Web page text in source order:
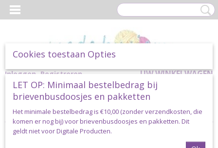
Inloggen Registreren UW WINKELWAGEN
Geen producten
Home> Herroeping
Retourneren en Herroepingsrecht
Cookies toestaan Opties
LET OP: Minimaal bestelbedrag bij
brievenbusdoosjes en pakketten
Het minimale bestelbedrag is €10,00 (zonder verzendkosten, die
komen er nog bij) voor brievenbusdoosjes en pakketten. Dit
geldt niet voor Digitale Producten.